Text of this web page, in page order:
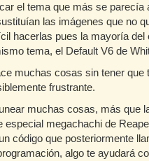
el tema que más se
las imágenes que no
hacerlas pues la mayoría
tema, el Default V6 de
muchas cosas sin tener
frustrante.
muchas cosas, más que
megachachi de
código que posteriormente
algo te ayudará